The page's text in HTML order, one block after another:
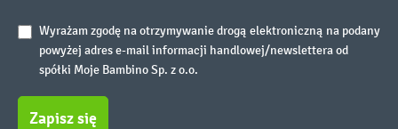
Wyrażam zgodę na otrzymywanie drogą elektroniczną na podany
powyżej adres e-mail informacji handlowej/newslettera od
spółki Moje Bambino Sp. z o.o.
Zapisz się